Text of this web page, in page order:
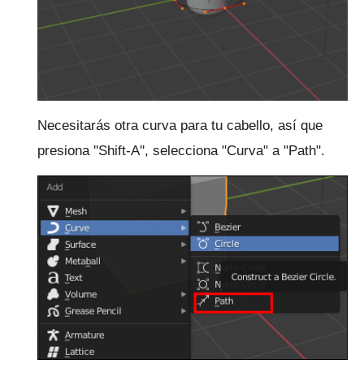
Necesitarás otra curva para tu cabello, así que
presiona ''Shift-A'', selecciona "Curva" a "Path".